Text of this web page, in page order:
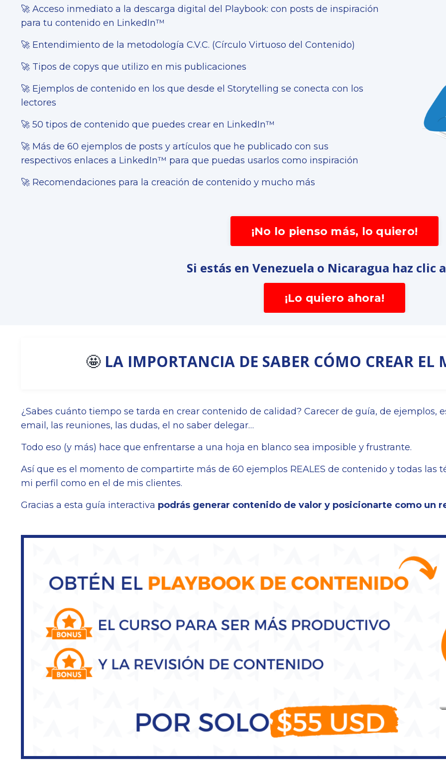
🚀 Acceso inmediato a la descarga digital del Playbook: con posts de inspiración
para tu contenido en LinkedIn™
🚀 Entendimiento de la metodología C.V.C. (Círculo Virtuoso del Contenido)
🚀 Tipos de copys que utilizo en mis publicaciones
🚀 Ejemplos de contenido en los que desde el Storytelling se conecta con los
lectores
🚀 50 tipos de contenido que puedes crear en LinkedIn™
🚀 Más de 60 ejemplos de posts y artículos que he publicado con sus
respectivos enlaces a LinkedIn™ para que puedas usarlos como inspiración
🚀 Recomendaciones para la creación de contenido y mucho más
¡No lo pienso más, lo quiero!
Si estás en Venezuela o Nicaragua haz clic
¡Lo quiero ahora!
🤩 LA IMPORTANCIA DE SABER CÓMO CREAR EL
¿Sabes cuánto tiempo se tarda en crear contenido de calidad? Carecer de guía, de ejemplos,
email, las reuniones, las dudas, el no saber delegar…
Todo eso (y más) hace que enfrentarse a una hoja en blanco sea imposible y frustrante.
Así que es el momento de compartirte más de 60 ejemplos REALES de contenido y todas
mi perfil como en el de mis clientes.
Gracias a esta guía interactiva podrás generar contenido de valor y posicionarte como un